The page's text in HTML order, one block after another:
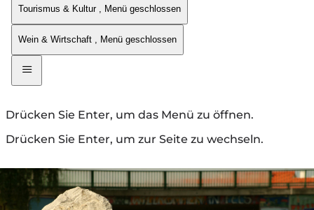
Tourismus & Kultur , Menü geschlossen
Wein & Wirtschaft , Menü geschlossen
Drücken Sie Enter, um das Menü zu öffnen.
Drücken Sie Enter, um zur Seite zu wechseln.